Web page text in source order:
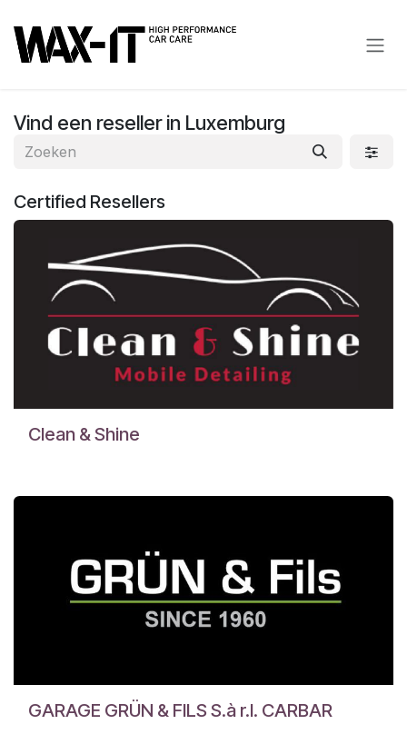
Vind een resellerin Luxemburg
Certified Resellers
Clean & Shine
GARAGE GRÜN & FILS S.à r.l. CARBAR